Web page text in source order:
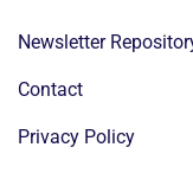
Newsletter
Contact
Privacy Policy